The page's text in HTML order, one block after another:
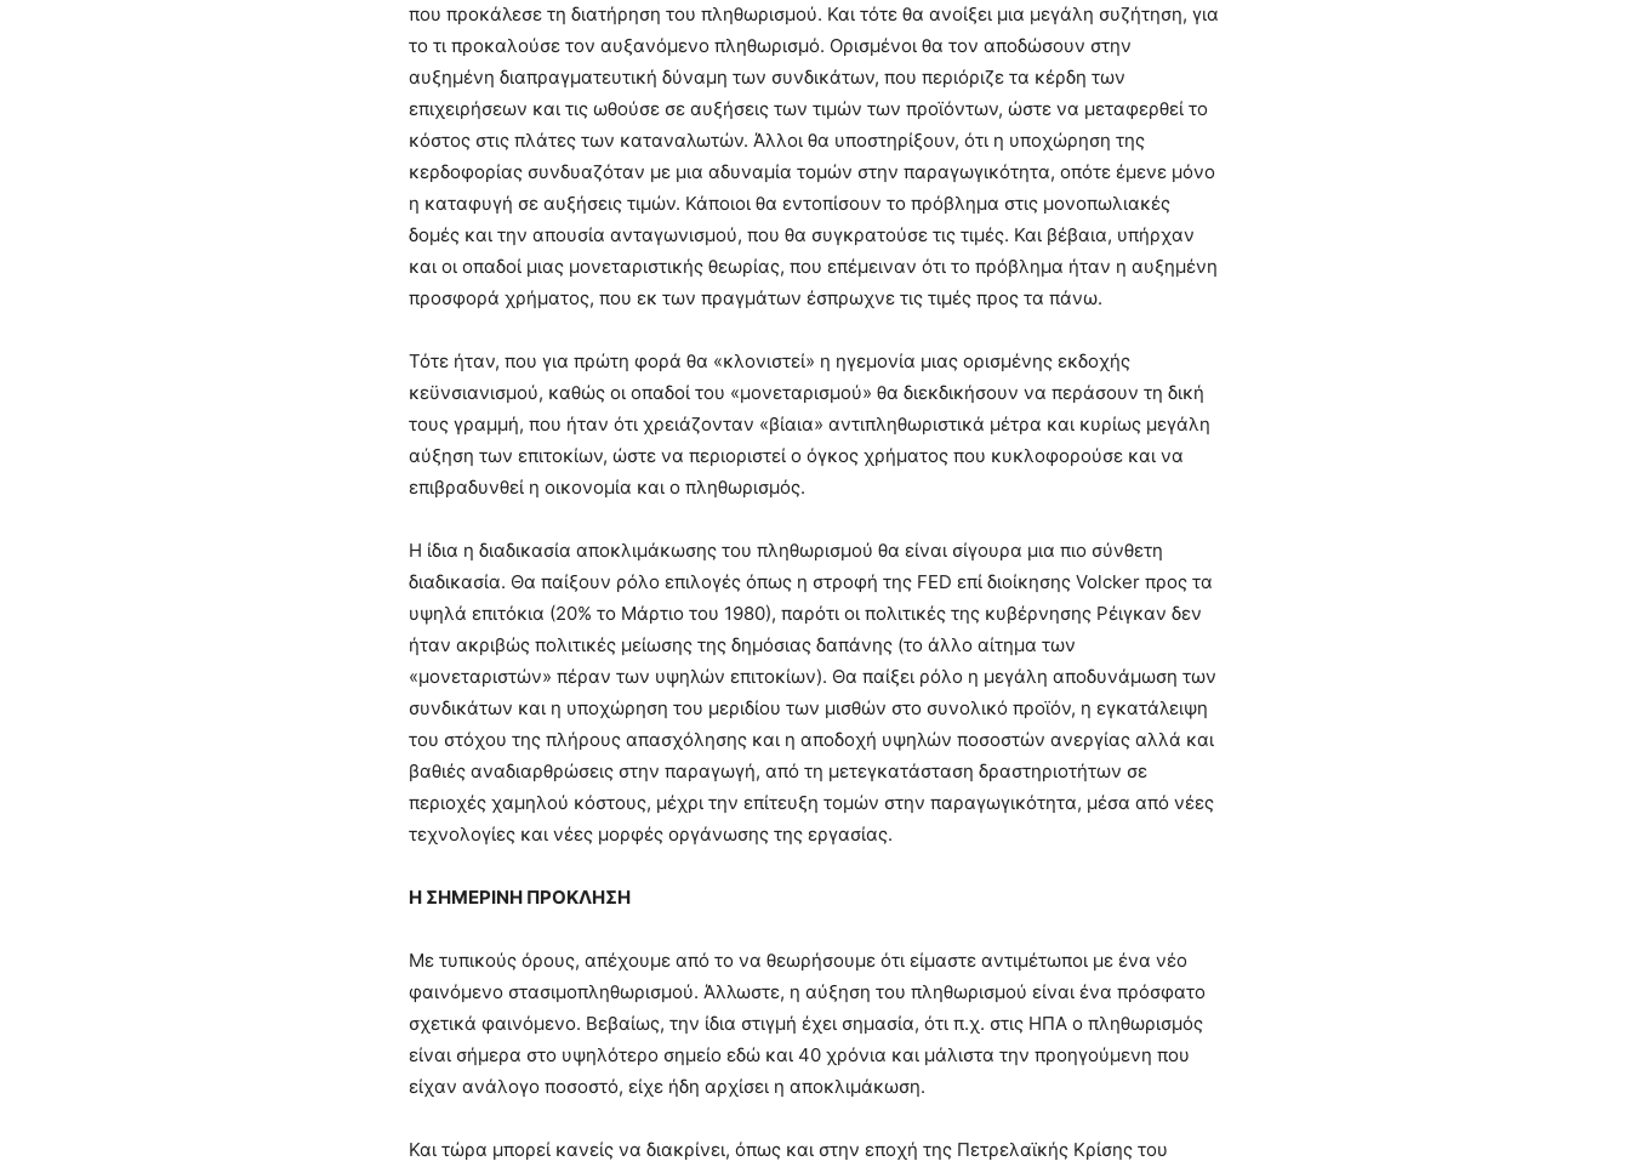
που προκάλεσε τη διατήρηση του πληθωρισμού. Και τότε θα ανοίξει μια μεγάλη συζήτηση, για
το τι προκαλούσε τον αυξανόμενο πληθωρισμό. Ορισμένοι θα τον αποδώσουν στην
αυξημένη διαπραγματευτική δύναμη των συνδικάτων, που περιόριζε τα κέρδη των
επιχειρήσεων και τις ωθούσε σε αυξήσεις των τιμών των προϊόντων, ώστε να μεταφερθεί το
κόστος στις πλάτες των καταναλωτών. Άλλοι θα υποστηρίξουν, ότι η υποχώρηση της
κερδοφορίας συνδυαζόταν με μια αδυναμία τομών στην παραγωγικότητα, οπότε έμενε μόνο
η καταφυγή σε αυξήσεις τιμών. Κάποιοι θα εντοπίσουν το πρόβλημα στις μονοπωλιακές
δομές και την απουσία ανταγωνισμού, που θα συγκρατούσε τις τιμές. Και βέβαια, υπήρχαν
και οι οπαδοί μιας μονεταριστικής θεωρίας, που επέμειναν ότι το πρόβλημα ήταν η αυξημένη
προσφορά χρήματος, που εκ των πραγμάτων έσπρωχνε τις τιμές προς τα πάνω.
Τότε ήταν, που για πρώτη φορά θα «κλονιστεί» η ηγεμονία μιας ορισμένης εκδοχής
κεϋνσιανισμού, καθώς οι οπαδοί του «μονεταρισμού» θα διεκδικήσουν να περάσουν τη δική
τους γραμμή, που ήταν ότι χρειάζονταν «βίαια» αντιπληθωριστικά μέτρα και κυρίως μεγάλη
αύξηση των επιτοκίων, ώστε να περιοριστεί ο όγκος χρήματος που κυκλοφορούσε και να
επιβραδυνθεί η οικονομία και ο πληθωρισμός.
Η ίδια η διαδικασία αποκλιμάκωσης του πληθωρισμού θα είναι σίγουρα μια πιο σύνθετη
διαδικασία. Θα παίξουν ρόλο επιλογές όπως η στροφή της FED επί διοίκησης Volcker προς τα
υψηλά επιτόκια (20% το Μάρτιο του 1980), παρότι οι πολιτικές της κυβέρνησης Ρέιγκαν δεν
ήταν ακριβώς πολιτικές μείωσης της δημόσιας δαπάνης (το άλλο αίτημα των
«μονεταριστών» πέραν των υψηλών επιτοκίων). Θα παίξει ρόλο η μεγάλη αποδυνάμωση των
συνδικάτων και η υποχώρηση του μεριδίου των μισθών στο συνολικό προϊόν, η εγκατάλειψη
του στόχου της πλήρους απασχόλησης και η αποδοχή υψηλών ποσοστών ανεργίας αλλά και
βαθιές αναδιαρθρώσεις στην παραγωγή, από τη μετεγκατάσταση δραστηριοτήτων σε
περιοχές χαμηλού κόστους, μέχρι την επίτευξη τομών στην παραγωγικότητα, μέσα από νέες
τεχνολογίες και νέες μορφές οργάνωσης της εργασίας.
Η ΣΗΜΕΡΙΝΗ ΠΡΟΚΛΗΣΗ
Με τυπικούς όρους, απέχουμε από το να θεωρήσουμε ότι είμαστε αντιμέτωποι με ένα νέο
φαινόμενο στασιμοπληθωρισμού. Άλλωστε, η αύξηση του πληθωρισμού είναι ένα πρόσφατο
σχετικά φαινόμενο. Βεβαίως, την ίδια στιγμή έχει σημασία, ότι π.χ. στις ΗΠΑ ο πληθωρισμός
είναι σήμερα στο υψηλότερο σημείο εδώ και 40 χρόνια και μάλιστα την προηγούμενη που
είχαν ανάλογο ποσοστό, είχε ήδη αρχίσει η αποκλιμάκωση.
Και τώρα μπορεί κανείς να διακρίνει, όπως και στην εποχή της Πετρελαϊκής Κρίσης του